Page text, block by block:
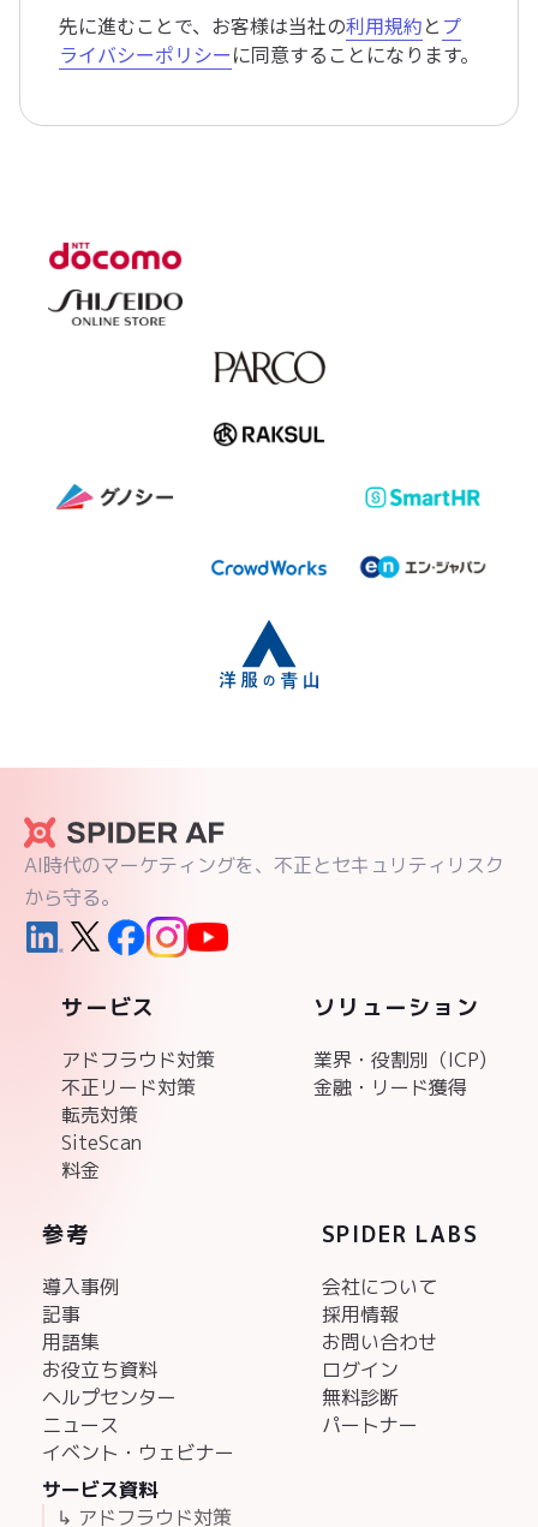
先に進むことで、お客様は当社の利用規約と プ
ライバシーポリシーに同意することになります。
AI時代のマーケティングを、不正とセキュリティリスク
から守る。
サービス
アドフラウド対策
不正リード対策
転売対策
SiteScan
料金
ソリューション
業界・役割別（ICP)
金融・リード獲得
参考
導入事例
記事
用語集
お役立ち資料
ヘルプセンター
ニュース
イベント・ウェビナー
サービス資料
↳ アドフラウド対策
SPIDER LABS
会社について
採用情報
お問い合わせ
ログイン
無料診断
パートナー